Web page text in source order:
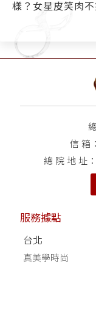
樣？女星皮笑肉
信 箱：
總 院 地 址
服務據點
台北
真美學時尚